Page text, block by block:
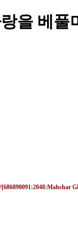
을 베풀